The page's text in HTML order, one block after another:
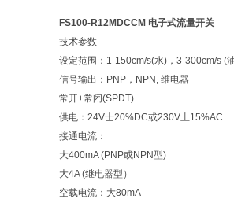
FS100-R12MDCCM 电子式流量开关
技术参数
设定范围：1-150cm/s(水)，3-300cm/s (
信号输出：PNP，NPN, 维电器
常开+常闭(SPDT)
供电：24V士20%DC或230V土15%AC
接通电流：
大400mA (PNP或NPN型)
大4A (继电器型）
空载电流：大80mA